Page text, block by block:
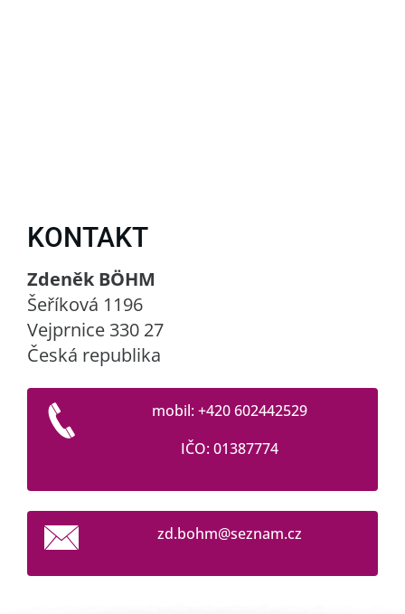
KONTAKT
Zdeněk BÖHM
Šeříková 1196
Vejprnice 330 27
Česká republika
mobil: +420 602442529
IČO: 01387774
zd.bohm@seznam.cz